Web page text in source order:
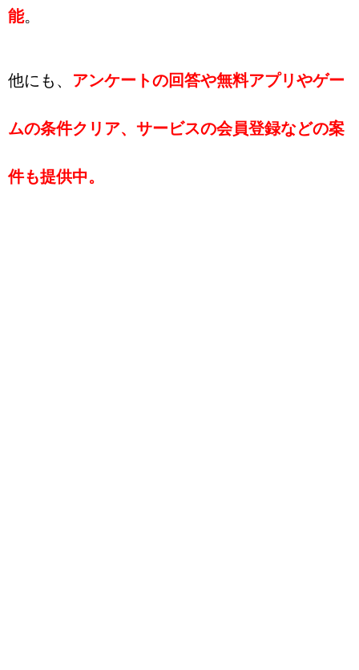
能。
他にも、 アンケートの回答や無料アプリやゲー
ムの条件クリア、サービスの会員登録などの案
件も提供中。